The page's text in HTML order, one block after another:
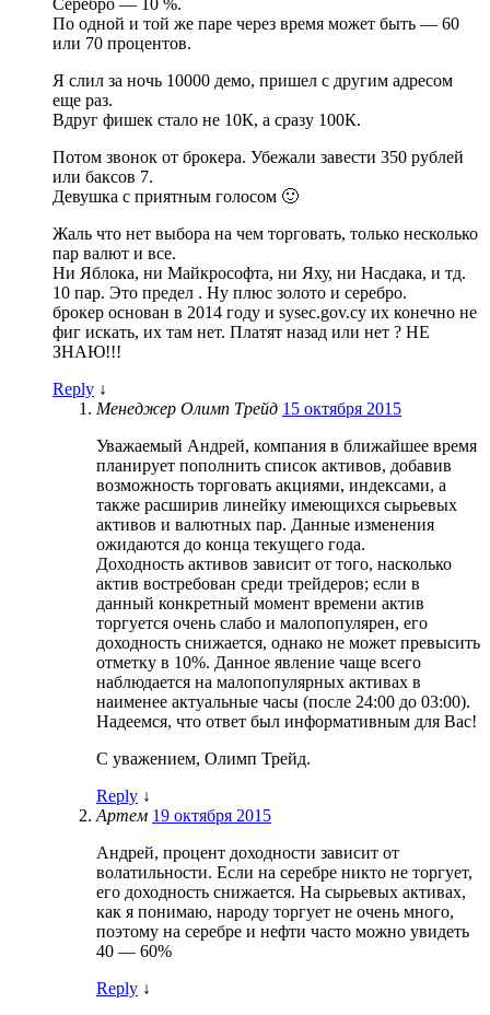
Серебро — 10 %.
По одной и той же паре через время может быть — 60
или 70 процентов.
Я слил за ночь 10000 демо, пришел с другим адресом
еще раз.
Вдруг фишек стало не 10К, а сразу 100К.
Потом звонок от брокера. Убежали завести 350 рублей
или баксов 7.
Девушка с приятным голосом 🙂
Жаль что нет выбора на чем торговать, только несколько
пар валют и все.
Ни Яблока, ни Майкрософта, ни Яху, ни Насдака, и тд.
10 пар. Это предел . Ну плюс золото и серебро.
брокер основан в 2014 году и sysec.gov.cy их конечно не
фиг искать, их там нет. Платят назад или нет ? НЕ
ЗНАЮ!!!
Reply ↓
Менеджер Олимп Трейд 15 октября 2015
Уважаемый Андрей, компания в ближайшее время
планирует пополнить список активов, добавив
возможность торговать акциями, индексами, а
также расширив линейку имеющихся сырьевых
активов и валютных пар. Данные изменения
ожидаются до конца текущего года.
Доходность активов зависит от того, насколько
актив востребован среди трейдеров; если в
данный конкретный момент времени актив
торгуется очень слабо и малопопулярен, его
доходность снижается, однако не может превысить
отметку в 10%. Данное явление чаще всего
наблюдается на малопопулярных активах в
наименее актуальные часы (после 24:00 до 03:00).
Надеемся, что ответ был информативным для Вас!
С уважением, Олимп Трейд.
Reply ↓
Артем 19 октября 2015
Андрей, процент доходности зависит от
волатильности. Если на серебре никто не торгует,
его доходность снижается. На сырьевых активах,
как я понимаю, народу торгует не очень много,
поэтому на серебре и нефти часто можно увидеть
40 — 60%
Reply ↓